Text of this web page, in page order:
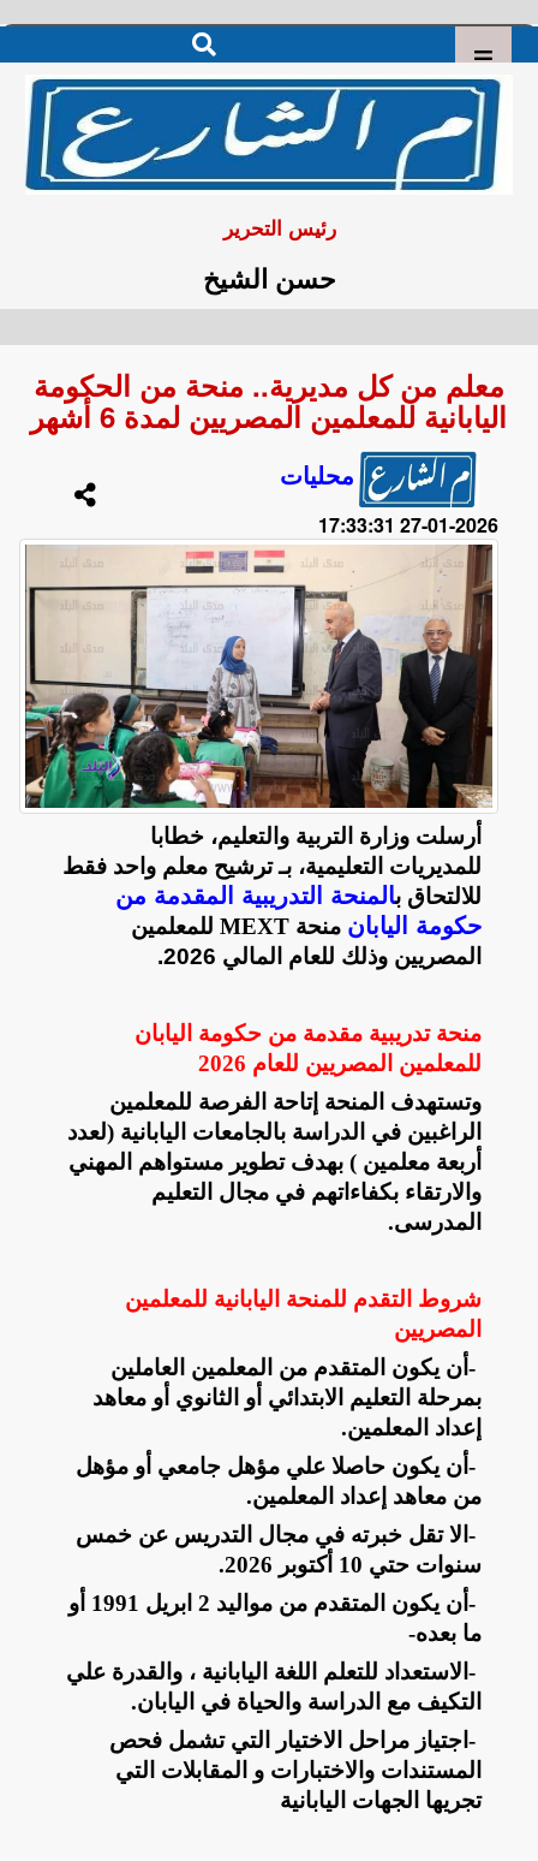
رئيس التحرير
حسن الشيخ
معلم من كل مديرية.. منحة من الحكومة
اليابانية للمعلمين المصريين لمدة 6 أشهر
محليات
2026-01-27 17:33:31
أرسلت وزارة التربية والتعليم، خطابا
للمديريات التعليمية، بـ ترشيح معلم واحد فقط
للالتحاق بالمنحة التدريبية المقدمة من
حكومة اليابان منحةMEXT للمعلمين
المصريين وذلك للعام المالي 2026.
منحة تدريبية مقدمة من حكومة اليابان
للمعلمين المصريين للعام 2026
وتستهدف المنحة إتاحة الفرصة للمعلمين
الراغبين في الدراسة بالجامعات اليابانية (لعدد
أربعة معلمين ) بهدف تطوير مستواهم المهني
والارتقاء بكفاءاتهم في مجال التعليم
المدرسى.
شروط التقدم للمنحة اليابانية للمعلمين
المصريين
- أن يكون المتقدم من المعلمين العاملين
بمرحلة التعليم الابتدائي أو الثانوي أو معاهد
إعداد المعلمين.
- أن يكون حاصلا علي مؤهل جامعي أو مؤهل
من معاهد إعداد المعلمين.
- الا تقل خبرته في مجال التدريس عن خمس
سنوات حتي 10 أكتوبر 2026
.
-
أن يكون المتقدم من مواليد 2 ابريل 1991 أو
ما بعده-
- الاستعداد للتعلم اللغة اليابانية ، والقدرة علي
التكيف مع الدراسة والحياة في اليابان.
- اجتياز مراحل الاختيار التي تشمل فحص
المستندات والاختبارات و المقابلات التي
تجريها الجهات اليابانية